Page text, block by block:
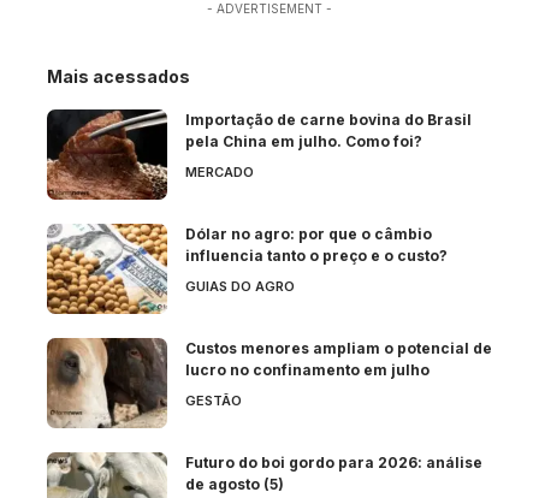
- ADVERTISEMENT -
Mais acessados
Importação de carne bovina do Brasil
pela China em julho. Como foi?
MERCADO
Dólar no agro: por que o câmbio
influencia tanto o preço e o custo?
GUIAS DO AGRO
Custos menores ampliam o potencial de
lucro no confinamento em julho
GESTÃO
Futuro do boi gordo para 2026: análise
de agosto (5)